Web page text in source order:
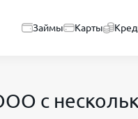
Займы Карты
с